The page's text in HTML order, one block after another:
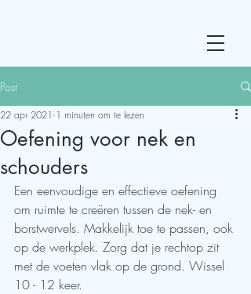
Post
Oefening voor nek en
schouders
22 apr 2021 1 minuten om te lezen
Een eenvoudige en effectieve oefening
om ruimte te creëren tussen de nek- en
borstwervels. Makkelijk toe te passen, ook
op de werkplek. Zorg dat je rechtop zit
met de voeten vlak op de grond. Wissel
10 - 12 keer.